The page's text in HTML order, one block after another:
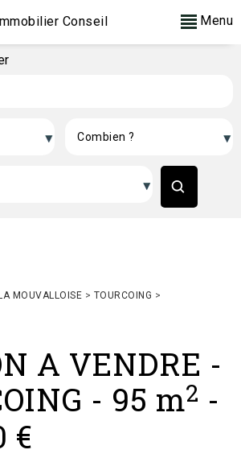
Conseil Menu
MOUVALLOISE > TOURCOING >
A VENDRE -
- 95 m2 -
€